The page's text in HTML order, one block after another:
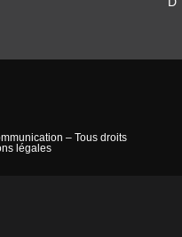
– Tous droits
légales